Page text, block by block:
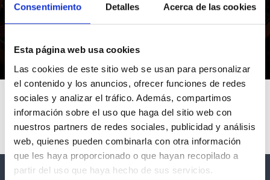
Consentimiento Detalles Acerca de las cookies
Esta página web usa cookies
Las cookies de este sitio web se usan para personalizar
el contenido y los anuncios, ofrecer funciones de redes
sociales y analizar el tráfico. Además, compartimos
información sobre el uso que haga del sitio web con
nuestros partners de redes sociales, publicidad y análisis
web, quienes pueden combinarla con otra información
que les haya proporcionado o que hayan recopilado a
partir del uso que haya hecho de sus servicios.
TEATRE SERRANO - Sala A
Gandia - Valencia/València
No hay eventos disponibles